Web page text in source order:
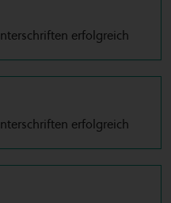
erfolgreich
erfolgreich